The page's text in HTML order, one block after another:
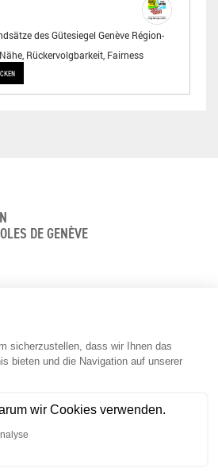
des Gütesiegel Genève Région-
Rückervolgbarkeit, Fairness
DE GENÈVE
RUND UM